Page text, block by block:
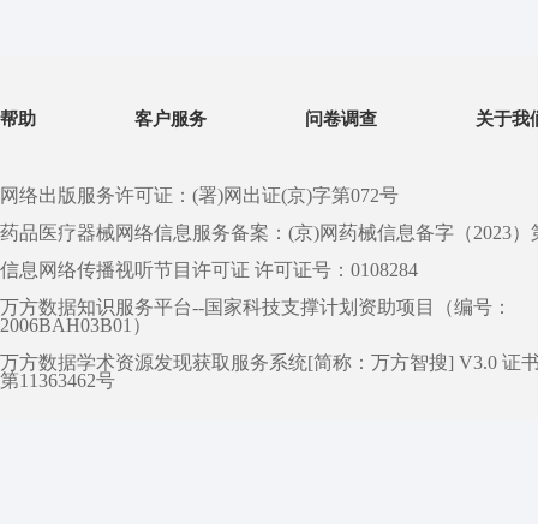
帮助 客户服务 问卷调查 关于我
网络出版服务许可证：(署)网出证(京)字第072号
药品医疗器械网络信息服务备案：(京)网药械信息备字（2023）
信息网络传播视听节目许可证 许可证号：0108284
万方数据知识服务平台--国家科技支撑计划资助项目（编号：
2006BAH03B01）
万方数据学术资源发现获取服务系统[简称：万方智搜] V3.0 证
第11363462号